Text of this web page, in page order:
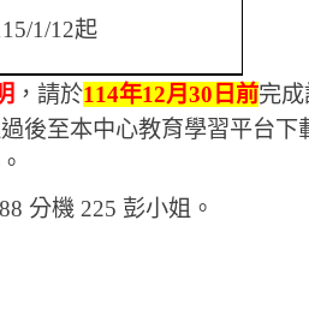
1/12起
，請於114年12月30 日前完成
後至本中心教育學習平台下
。
分機225 彭小姐。